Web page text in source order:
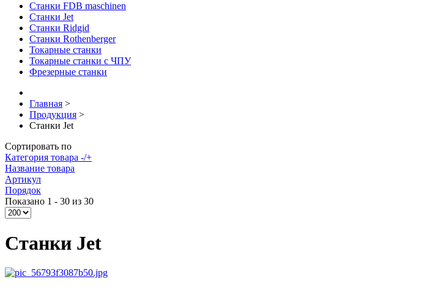
Станки FDB maschinen
Станки Jet
Станки Ridgid
Станки Rothenberger
Токарные станки
Токарные станки с ЧПУ
Фрезерные станки
Главная >
Продукция >
Станки Jet
Сортировать по
Категория товара -/+
Название товара
Артикул
Порядок
Показано 1 - 30 из 30
Станки Jet